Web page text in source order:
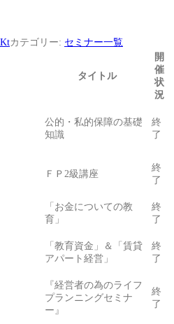
カテゴリー: セミナー一覧
タイトル
開
催
状
況
公的・私的保障の基礎
知識
終
了
ＦＰ2級講座
終
了
「お金についての教
育」
終
了
「教育資金」＆「賃貸
アパート経営」
終
了
『経営者の為のライフ
プランニングセミナ
ー』
終
了